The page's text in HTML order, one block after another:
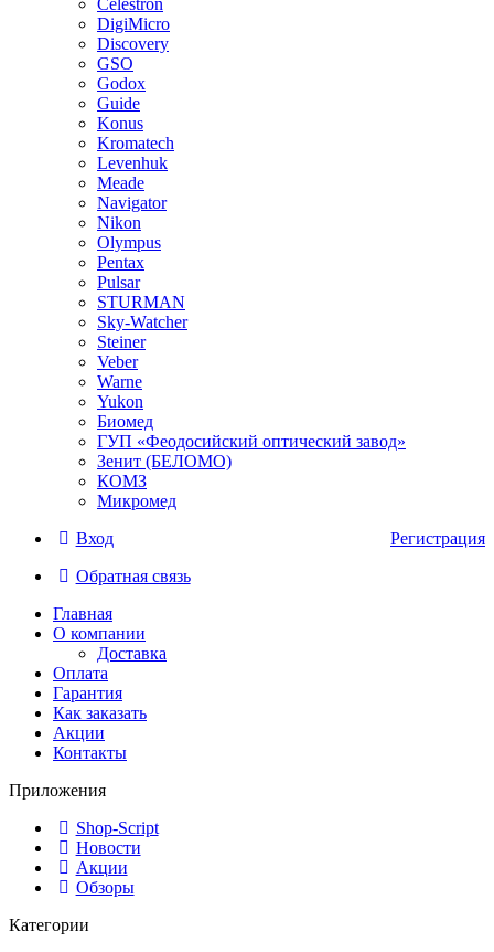
Celestron
DigiMicro
Discovery
GSO
Godox
Guide
Konus
Kromatech
Levenhuk
Meade
Navigator
Nikon
Olympus
Pentax
Pulsar
STURMAN
Sky-Watcher
Steiner
Veber
Warne
Yukon
Биомед
ГУП «Феодосийский оптический завод»
Зенит (БЕЛОМО)
КОМЗ
Микромед
Регистрация
Вход
Обратная связь
Главная
О компании
Доставка
Оплата
Гарантия
Как заказать
Акции
Контакты
Приложения
Shop-Script
Новости
Акции
Обзоры
Категории